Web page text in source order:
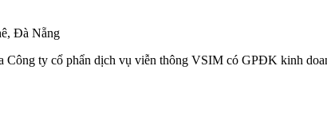
Đà Nẵng
Công ty cổ phẩn dịch vụ viễn thông VSIM có GPĐK kinh